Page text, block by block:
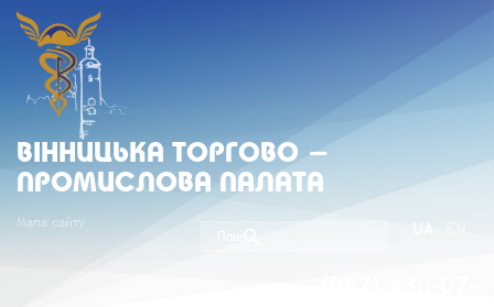
ВIННИЦЬКА ТОРГОВО -
ПРОМИСЛОВА ПАЛАТА
Мапа сайту